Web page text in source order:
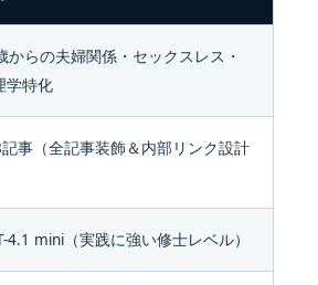
からの夫婦関係・セックスレス・
学特化
事（全記事装飾＆内部リンク設計
4.1 mini（実践に強い修士レベル）